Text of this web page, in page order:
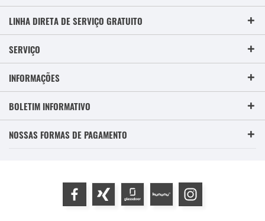
LINHA DIRETA DE SERVIÇO GRATUITO
SERVIÇO
INFORMAÇÕES
BOLETIM INFORMATIVO
NOSSAS FORMAS DE PAGAMENTO